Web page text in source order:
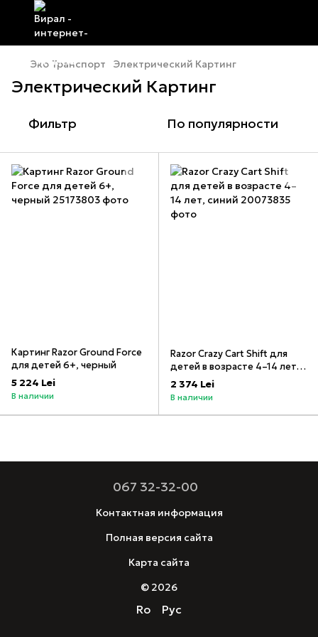
Эко Транспорт Электрический Картинг
Электрический Картинг
Фильтр По популярности
Картинг Razor Ground Force
для детей 6+, черный
5 224 Lei
В наличии
Razor Crazy Cart Shift для
детей в возрасте 4–14 лет,
синий
2 374 Lei
В наличии
067 32-32-00
Контактная информация
Полная версия сайта
Карта сайта
© 2026
Ro Рус